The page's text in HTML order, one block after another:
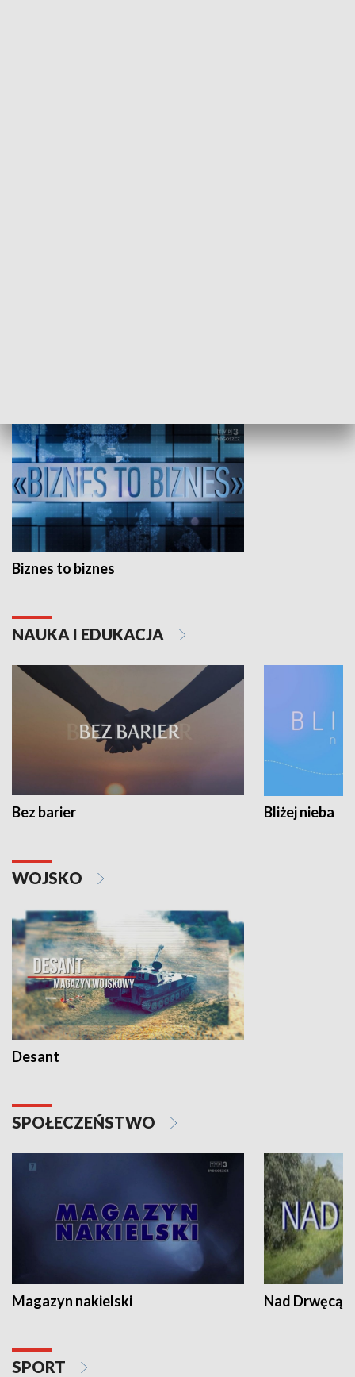
Biznes to biznes
NAUKA I EDUKACJA
Bez barier Bliżej nieba
WOJSKO
Desant
SPOŁECZEŃSTWO
Magazyn nakielski Nad Drwęcą
SPORT